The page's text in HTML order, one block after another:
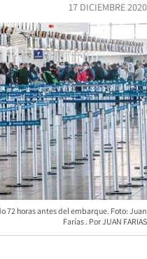
17 DICIEMBRE 2020
72 horas antes del embarque. Foto: Juan
Farías
JUAN FARIAS